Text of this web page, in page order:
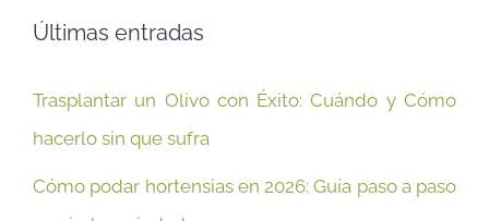
Últimas entradas
Trasplantar un Olivo con Éxito: Cuándo y Cómo
hacerlo sin que sufra
Cómo podar hortensias en 2026: Guía paso a paso